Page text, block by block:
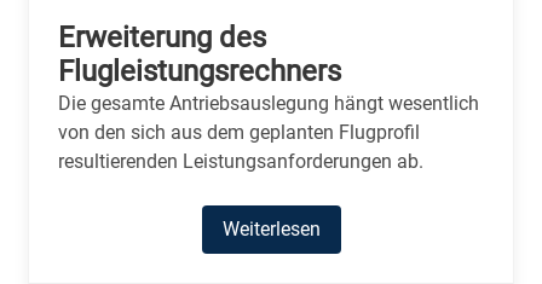
Erweiterung des
Flugleistungsrechners
Die gesamte Antriebsauslegung hängt wesentlich
von den sich aus dem geplanten Flugprofil
resultierenden Leistungsanforderungen ab.
Weiterlesen